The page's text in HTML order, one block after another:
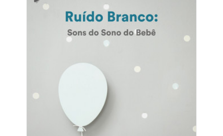
Ruído Branco: Sons do Sono
do Bebê
Jogar
5 seguidores